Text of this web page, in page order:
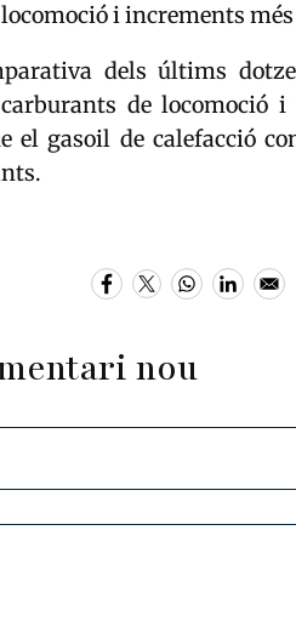
i increments
dels últims dotze
de locomoció
el gasoil de calefacció
nou